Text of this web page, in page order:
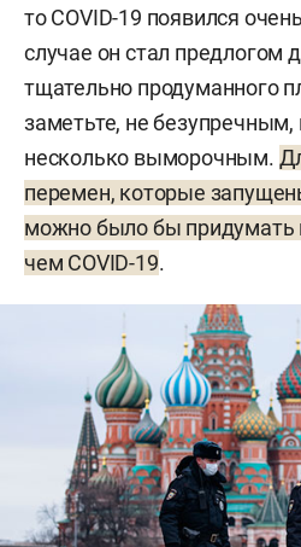
то COVID-19 появился
случае он стал предлогом
тщательно продуманного
заметьте, не
несколько выморочным.
перемен, которые
можно было бы придумать
чем COVID-19.